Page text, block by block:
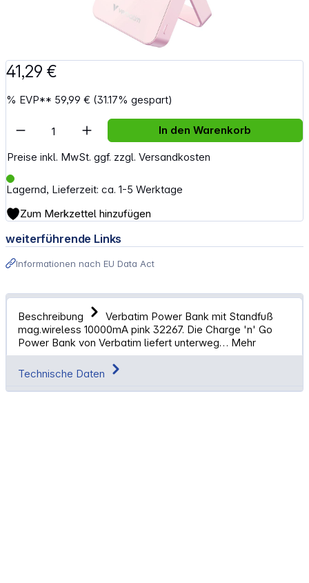
41,29 €
% EVP** 59,99 € (31.17% gespart)
Preise inkl. MwSt. ggf. zzgl. Versandkosten
Lagernd, Lieferzeit: ca. 1-5 Werktage
Artikel Anzahl: Gib den gewünschten
In den Warenkorb
Zum Merkzettel hinzufügen
weiterführende Links
Informationen nach EU Data Act
Beschreibung
Verbatim Power Bank mit Standfuß
mag.wireless 10000mA pink 32267. Die Charge 'n' Go
Power Bank von Verbatim liefert unterweg… Mehr
Technische Daten